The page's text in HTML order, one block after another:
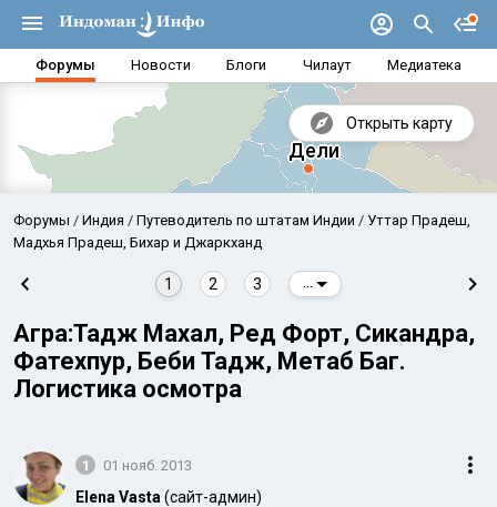
Форумы Новости Блоги Чилаут Медиатека
Открыть карту
Аравийское море
Форумы Индия Путеводитель по штатам Индии
Уттар Прадеш,
Мадхья Прадеш, Бихар и Джаркханд
1 2 3
Агра:Тадж Махал, Ред Форт, Сикандра,
Фатехпур, Беби Тадж, Метаб Баг.
Логистика осмотра
1 01 нояб. 2013
Elena Vasta (сайт-админ)